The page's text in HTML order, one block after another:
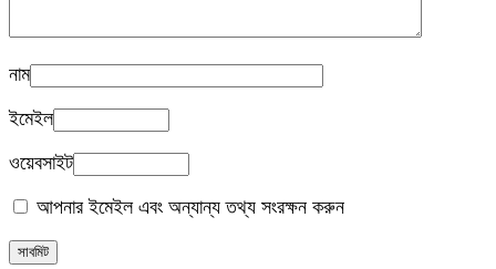
নাম
ইমেইল
ওয়েবসাইট
আপনার ইমেইল এবং অন্যান্য তথ্য সংরক্ষন করুন